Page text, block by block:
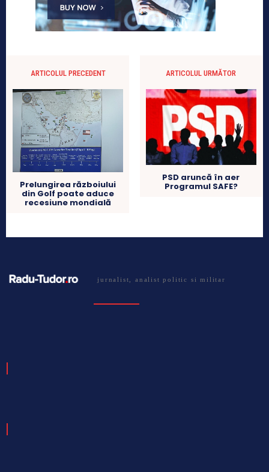
ARTICOLUL PRECEDENT
Prelungirea războiului
din Golf poate aduce
recesiune mondială
ARTICOLUL URMĂTOR
PSD aruncă în aer
Programul SAFE?
jurnalist, analist politic si militar